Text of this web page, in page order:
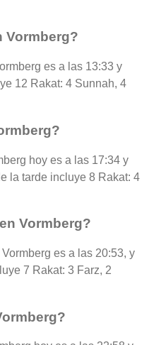
Vormberg?
es a las 13:33 y
12 Rakat: 4 Sunnah, 4
hoy es a las 17:34 y
la tarde incluye 8 Rakat: 4
Vormberg?
es a las 20:53, y
7 Rakat: 3 Farz, 2